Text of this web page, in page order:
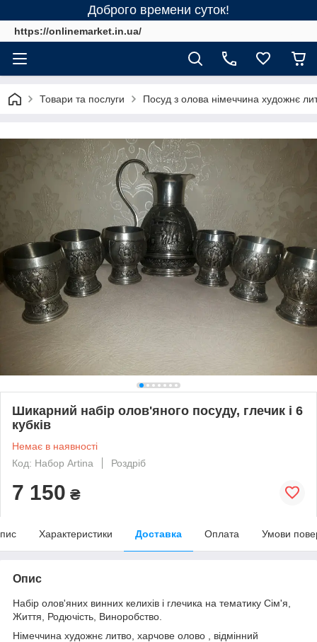
Доброго времени суток!
https://onlinemarket.in.ua/
Товари та послуги Посуд з олова німеччина художнє
Шикарний набір олов'яного посуду, глечик і 6
кубків
Немає в наявності
Код: Набор Artina
Роздріб
7 150 ₴
Характеристики Доставка Оплата Умови
Опис
Набір олов'яних винних келихів і глечика на тематику Сім'я,
Життя, Родючість, Виноробство.
Німеччина художнє литво, харчове олово , відмінний